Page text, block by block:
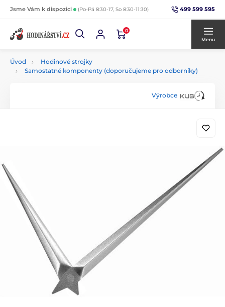
Jsme Vám k dispozici (Po-Pá 8:30-17, So 8:30-11:30) 499 599 595
0
Menu
Úvod
Hodinové strojky
Samostatné komponenty (doporučujeme pro odborníky)
Výrobce